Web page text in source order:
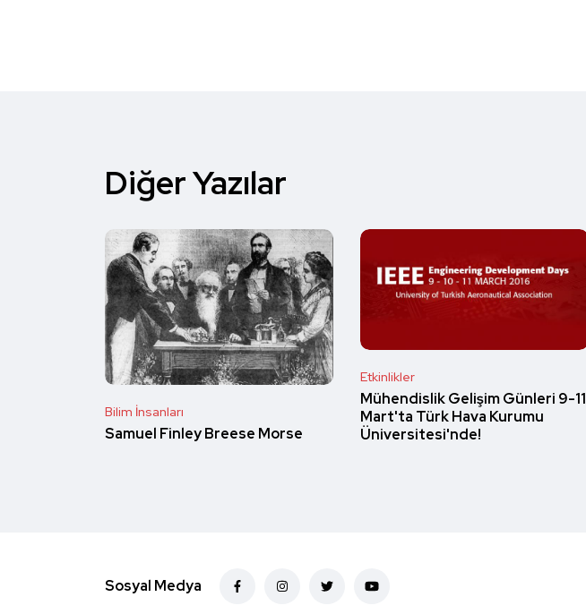
Diğer Yazılar
Bilim İnsanları
Samuel Finley Breese Morse
Etkinlikler
Mühendislik Gelişim Günleri 9-11
Mart'ta Türk Hava Kurumu
Üniversitesi'nde!
Sosyal Medya